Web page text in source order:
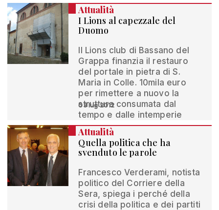
Attualità
I Lions al capezzale del
Duomo
Il Lions club di Bassano del
Grappa finanzia il restauro
del portale in pietra di S.
Maria in Colle. 10mila euro
per rimettere a nuovo la
struttura consumata dal
tempo e dalle intemperie
03 lug 2012
Attualità
Quella politica che ha
svenduto le parole
Francesco Verderami, notista
politico del Corriere della
Sera, spiega i perché della
crisi della politica e dei partiti